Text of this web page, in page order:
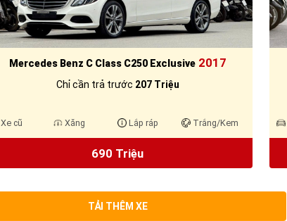
Mercedes Benz C Class C250 Exclusive2017
Chỉ cần trả trước 207 Triệu
Xe cũ Xăng Lắp ráp Trắng/Kem
690 Triệu
TẢI THÊM XE